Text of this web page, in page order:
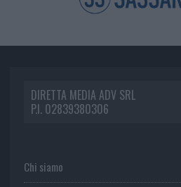
DIRETTA MEDIA ADV SRL
P.I. 02839380306
Chi siamo